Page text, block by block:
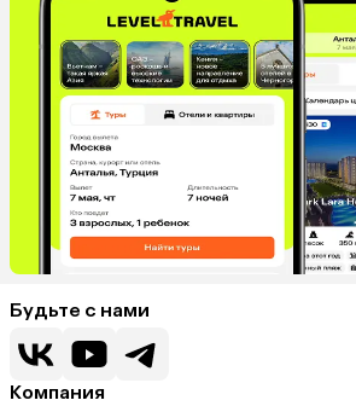
Будьте с нами
Компания